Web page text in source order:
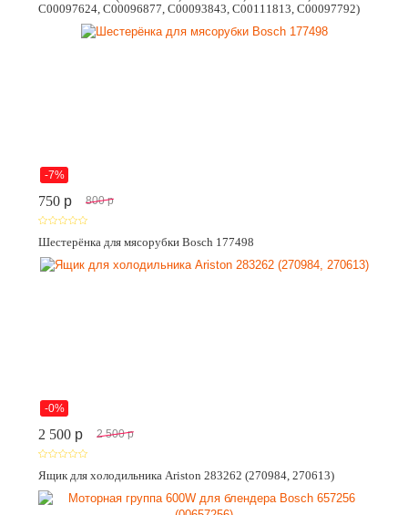
C00097624, C00096877, C00093843, C00111813, C00097792)
-7%
750 p 800 p
Шестерёнка для мясорубки Bosch 177498
-0%
2 500 p 2 500 p
Ящик для холодильника Ariston 283262 (270984, 270613)